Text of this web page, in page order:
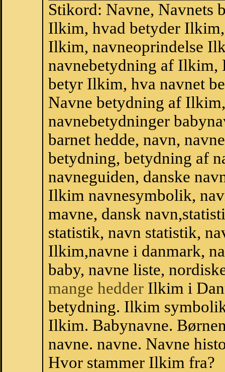
Stikord: Navne, Navnets
Ilkim, hvad betyder
Ilkim, navneoprindelse
navnebetydning af Ilkim,
betyr Ilkim, hva navnet
Navne betydning af
navnebetydninger
barnet hedde, navn,
betydning, betydning af
navneguiden, danske
Ilkim navnesymbolik,
mavne, dansk
statistik, navn statistik,
Ilkim,navne i danmark,
baby, navne liste,
mange hedder Ilkim i
betydning. Ilkim
Ilkim. Babynavne.
navne. navne. Navne
Hvor stammer Ilkim fra?